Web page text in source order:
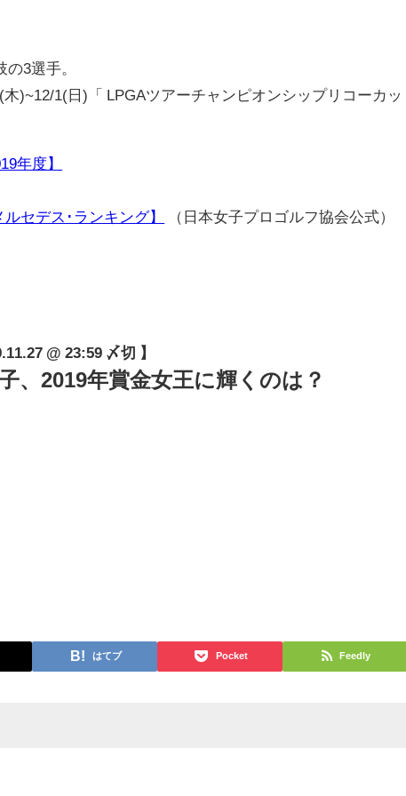
3選手。
)~12/1(日)「 LPGAツアーチャンピオンシップリコーカッ
年度】
セデス･ランキング】 （日本女子プロゴルフ協会公式）
@ 23:59 〆切 】
、2019年賞金女王に輝くのは？
はてブ Pocket Feedly